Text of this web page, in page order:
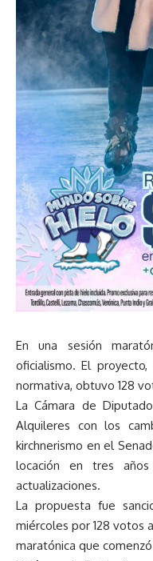
En una sesión
oficialismo. El
normativa, obtuvo 128
La Cámara de
Alquileres con los
kirchnerismo en el
locación en tres
actualizaciones.
La propuesta fue
miércoles por 128 votos
maratónica que